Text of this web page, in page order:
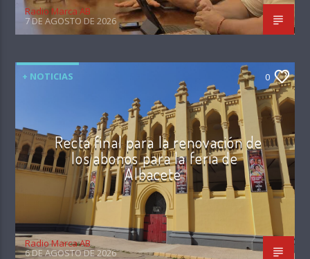
Radio Marca AB
7 DE AGOSTO DE 2026
+ NOTICIAS 0
Recta final para la renovación de
los abonos para la feria de
Albacete
Radio Marca AB
6 DE AGOSTO DE 2026